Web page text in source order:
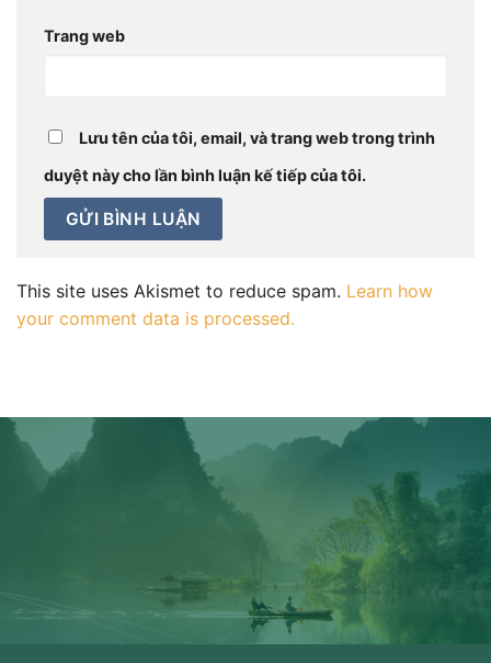
Trang web
Lưu tên của tôi, email, và trang web trong trình
duyệt này cho lần bình luận kế tiếp của tôi.
This site uses Akismet to reduce spam. Learn how
your comment data is processed.